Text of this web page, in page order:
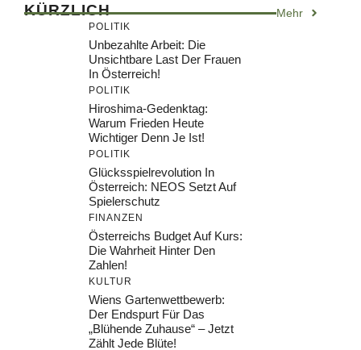
KÜRZLICH Mehr
POLITIK
Unbezahlte Arbeit: Die
Unsichtbare Last Der Frauen
In Österreich!
POLITIK
Hiroshima-Gedenktag:
Warum Frieden Heute
Wichtiger Denn Je Ist!
POLITIK
Glücksspielrevolution In
Österreich: NEOS Setzt Auf
Spielerschutz
FINANZEN
Österreichs Budget Auf Kurs:
Die Wahrheit Hinter Den
Zahlen!
KULTUR
Wiens Gartenwettbewerb:
Der Endspurt Für Das
„Blühende Zuhause“ – Jetzt
Zählt Jede Blüte!